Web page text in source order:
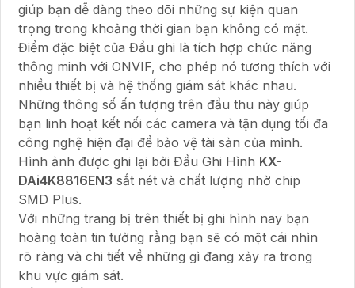
giúp bạn dễ dàng theo dõi những sự kiện quan
trọng trong khoảng thời gian bạn không có mặt.
Điểm đặc biệt của Đầu ghi là tích hợp chức năng
thông minh với ONVIF, cho phép nó tương thích với
nhiều thiết bị và hệ thống giám sát khác nhau.
Những thông số ấn tượng trên đầu thu này giúp
bạn linh hoạt kết nối các camera và tận dụng tối đa
công nghệ hiện đại để bảo vệ tài sản của mình.
Hình ảnh được ghi lại bởi Đầu Ghi Hình KX-
DAi4K8816EN3 sắt nét và chất lượng nhờ chip
SMD Plus.
Với những trang bị trên thiết bị ghi hình nay bạn
hoàng toàn tin tưởng rằng bạn sẽ có một cái nhìn
rõ ràng và chi tiết về những gì đang xảy ra trong
khu vực giám sát.